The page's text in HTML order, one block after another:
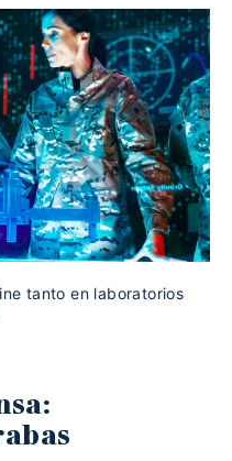
tanto en laboratorios